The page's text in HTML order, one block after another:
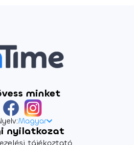
minket
Magyar
nyilatkozat
tájékoztató